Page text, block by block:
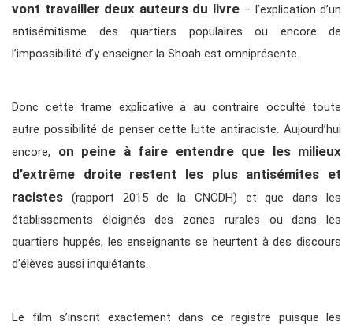
vont travailler deux auteurs du livre– l’explication d’un
antisémitisme des quartiers populaires ou encore de
l’impossibilité d’y enseigner la Shoah est omniprésente.
Donc cette trame explicative a au contraire occulté toute
autre possibilité de penser cette lutte antiraciste. Aujourd’hui
encore, on peine à faire entendre que les milieux
d’extrême droite restent les plus antisémites et
racistes (rapport 2015 de la CNCDH) et que dans les
établissements éloignés des zones rurales ou dans les
quartiers huppés, les enseignants se heurtent à des discours
d’élèves aussi inquiétants.
Le film s’inscrit exactement dans ce registre puisque les